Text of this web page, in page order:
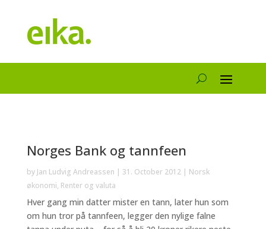
Norges Bank og tannfeen
by Jan Ludvig Andreassen | 31. October 2012| Norsk
økonomi, Renter og valuta
Hver gang min datter mister en tann, later hun som
om hun tror på tannfeen, legger den nylige falne